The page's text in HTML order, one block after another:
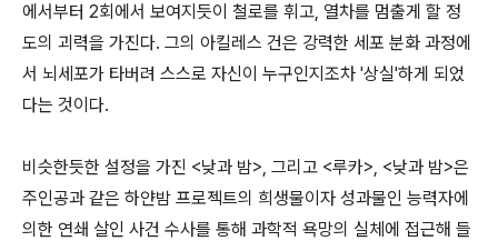
에서부터 2회에서 보여지듯이 철로를 휘고, 열차를 멈출게 할 정
도의 괴력을 가진다. 그의 아킬레스 건은 강력한 세포 분화 과정에
서 뇌세포가 타버려 스스로 자신이 누구인지조차 '상실'하게 되었
다는 것이다.
비슷한듯한 설정을 가진 <낮과 밤>, 그리고 <루카>, <낮과 밤>은
주인공과 같은 하얀밤 프로젝트의 희생물이자 성과물인 능력자에
의한 연쇄 살인 사건 수사를 통해 과학적 욕망의 실체에 접근해 들